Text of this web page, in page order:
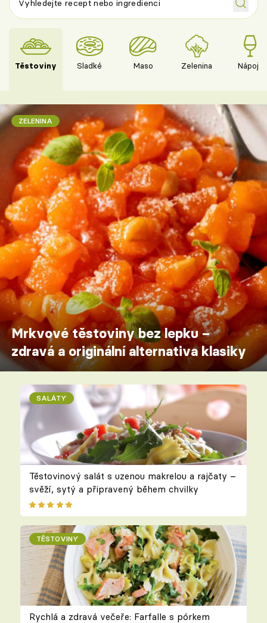
Těstoviny Sladké Maso Zelenina Nápoje
ZELENINA
Mrkvové těstoviny bez lepku –
zdravá a originální alternativa klasiky
SALÁTY
Těstovinový salát s uzenou makrelou a rajčaty –
svěží, sytý a připravený během chvilky
TĚSTOVINY
Rychlá a zdravá večeře: Farfalle s pórkem